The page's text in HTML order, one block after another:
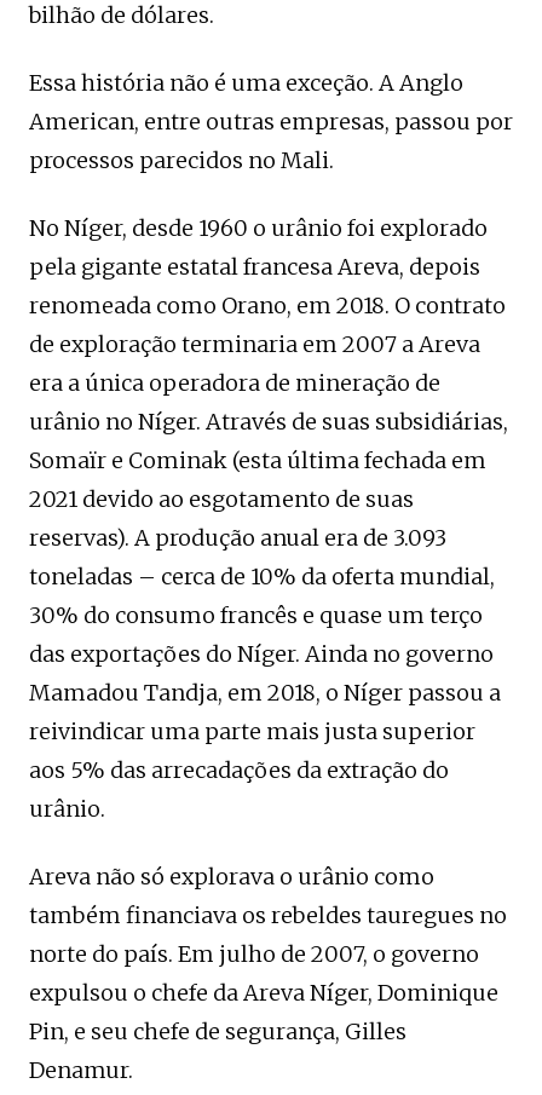
bilhão de dólares.
Essa história não é uma exceção. A Anglo
American, entre outras empresas, passou por
processos parecidos no Mali.
No Níger, desde 1960 o urânio foi explorado
pela gigante estatal francesa Areva, depois
renomeada como Orano, em 2018. O contrato
de exploração terminaria em 2007 a Areva
era a única operadora de mineração de
urânio no Níger. Através de suas subsidiárias,
Somaïr e Cominak (esta última fechada em
2021 devido ao esgotamento de suas
reservas). A produção anual era de 3.093
toneladas – cerca de 10% da oferta mundial,
30% do consumo francês e quase um terço
das exportações do Níger. Ainda no governo
Mamadou Tandja, em 2018, o Níger passou a
reivindicar uma parte mais justa superior
aos 5% das arrecadações da extração do
urânio.
Areva não só explorava o urânio como
também financiava os rebeldes tauregues no
norte do país. Em julho de 2007, o governo
expulsou o chefe da Areva Níger, Dominique
Pin, e seu chefe de segurança, Gilles
Denamur.